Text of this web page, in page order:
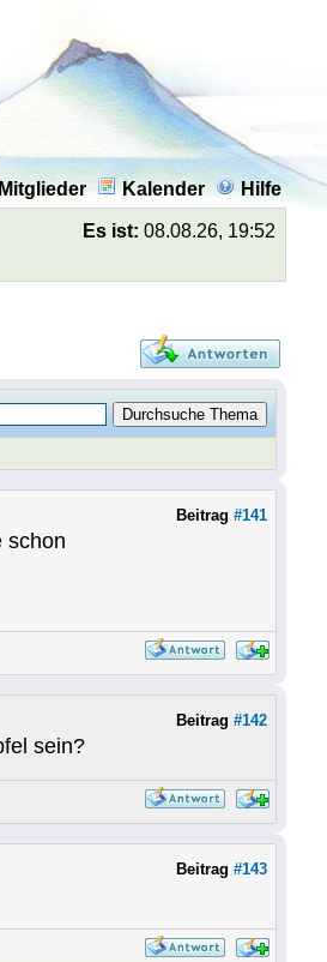
Mitglieder Kalender Hilfe
Es ist: 08.08.26, 19:52
Beitrag #141
schon
Beitrag #142
sein?
Beitrag #143